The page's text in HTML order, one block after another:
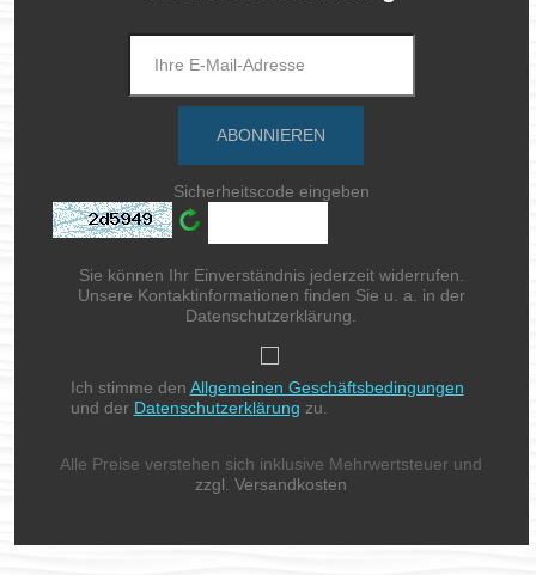
Sicherheitscode eingeben
Sie können Ihr Einverständnis jederzeit widerrufen.
Unsere Kontaktinformationen finden Sie u. a. in der
Datenschutzerklärung.
Ich stimme den Allgemeinen Geschäftsbedingungen
und der Datenschutzerklärung zu.
Alle Preise verstehen sich inklusive Mehrwertsteuer und
zzgl. Versandkosten